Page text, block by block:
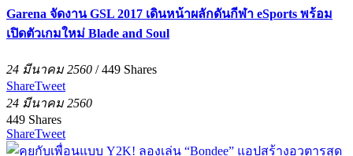
Garena จัดงาน GSL 2017 เดินหน้าผลักดันกีฬา eSports พร้อม
เปิดตัวเกมใหม่ Blade and Soul
24 มีนาคม 2560 /449 Shares
ShareTweet
24 มีนาคม 2560
449 Shares
ShareTweet